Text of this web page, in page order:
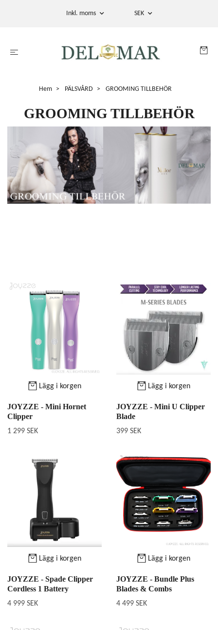
Inkl. moms SEK
Hem PÄLSVÅRD GROOMING TILLBEHÖR
GROOMING TILLBEHÖR
Lägg i korgen
JOYZZE - Mini Hornet
Clipper
1 299 SEK
Lägg i korgen
JOYZZE - Mini U Clipper
Blade
399 SEK
Lägg i korgen
JOYZZE - Spade Clipper
Cordless 1 Battery
4 999 SEK
Lägg i korgen
JOYZZE - Bundle Plus
Blades & Combs
4 499 SEK